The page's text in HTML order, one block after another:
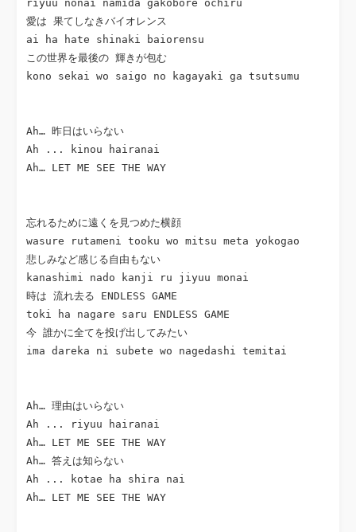
riyuu nonai namida gakobore ochiru
愛は 果てしなきバイオレンス
ai ha hate shinaki baiorensu
この世界を最後の 輝きが包む
kono sekai wo saigo no kagayaki ga tsutsumu
Ah… 昨日はいらない
Ah ... kinou hairanai
Ah… LET ME SEE THE WAY
忘れるために遠くを見つめた横顔
wasure rutameni tooku wo mitsu meta yokogao
悲しみなど感じる自由もない
kanashimi nado kanji ru jiyuu monai
時は 流れ去る ENDLESS GAME
toki ha nagare saru ENDLESS GAME
今 誰かに全てを投げ出してみたい
ima dareka ni subete wo nagedashi temitai
Ah… 理由はいらない
Ah ... riyuu hairanai
Ah… LET ME SEE THE WAY
Ah… 答えは知らない
Ah ... kotae ha shira nai
Ah… LET ME SEE THE WAY